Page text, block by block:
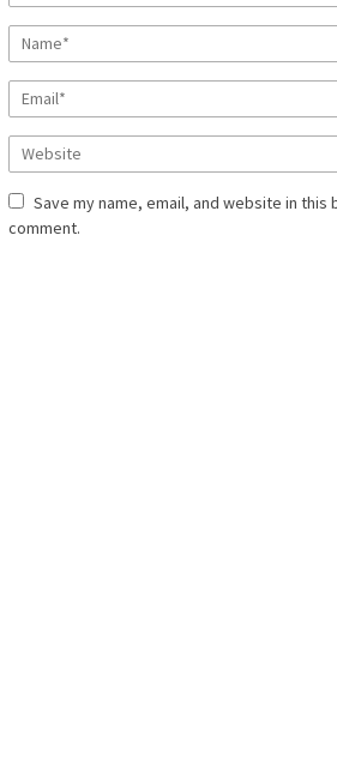
Save my name, email, and website in
comment.